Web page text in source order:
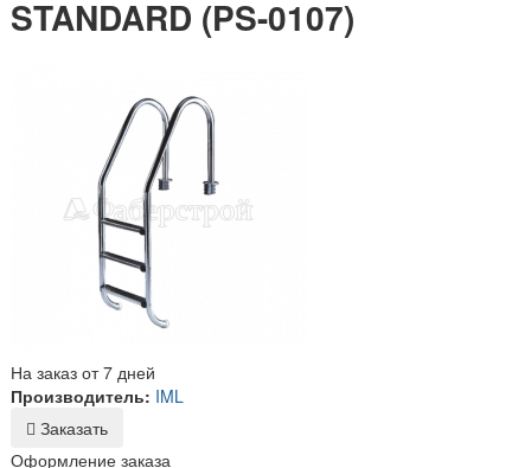
STANDARD (PS-0107)
На заказ от 7 дней
Производитель: IML
Заказать
Оформление заказа